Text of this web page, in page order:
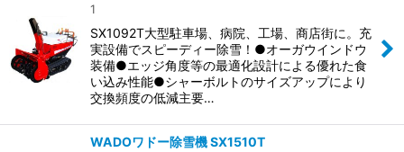
1
SX1092T大型駐車場、病院、工場、商店街に。充
実設備でスピーディー除雪！●オーガウインドウ
装備●エッジ角度等の最適化設計による優れた食
い込み性能●シャーボルトのサイズアップにより
交換頻度の低減主要…
WADOワドー除雪機 SX1510T